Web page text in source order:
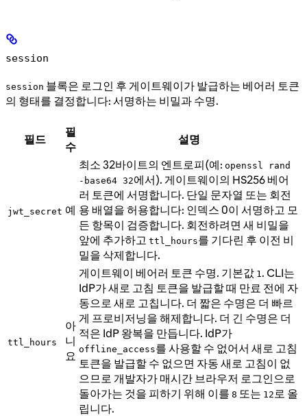
session
session 블록은 로그인 후 게이트웨이가 발급하는 베어러 토큰
의 형태를 결정합니다: 서명하는 비밀과 수명.
필드
필
수
설명
jwt_secret 예
최소 32바이트의 엔트로피(예: openssl rand
-base64 32에서). 게이트웨이의 HS256 베어
러 토큰에 서명합니다. 단일 문자열 또는 회전
용 배열을 허용합니다: 인덱스 0이 서명하고 모
든 항목이 검증합니다. 회전하려면 새 비밀을
앞에 추가하고 ttl_hours를 기다린 후 이전 비
밀을 삭제합니다.
ttl_hours
아
니
요
게이트웨이 베어러 토큰 수명. 기본값 1 . CLI는
IdP가 새로 고침 토큰을 발급할 때 만료 전에 자
동으로 새로 고칩니다. 더 짧은 수명은 더 빠르
게 프로비저닝을 해제합니다. 더 긴 수명은 더
적은 IdP 왕복을 만듭니다. IdP가
offline_access를 사용할 수 없어서 새로 고침
토큰을 발급할 수 없으면 자동 새로 고침이 없
으므로 개발자가 매시간 브라우저 로그인으로
돌아가는 것을 피하기 위해 이를 8 또는 12 로 올
립니다.